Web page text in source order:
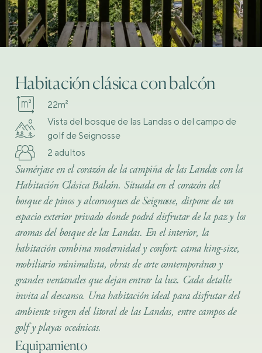
Habitación clásica con balcón
22m²
Vista del bosque de las Landas o del campo de
golf de Seignosse
2 adultos
Sumérjase en el corazón de la campiña de las Landas con la
Habitación Clásica Balcón. Situada en el corazón del
bosque de pinos y alcornoques de Seignosse, dispone de un
espacio exterior privado donde podrá disfrutar de la paz y los
aromas del bosque de las Landas. En el interior, la
habitación combina modernidad y confort: cama king-size,
mobiliario minimalista, obras de arte contemporáneo y
grandes ventanales que dejan entrar la luz. Cada detalle
invita al descanso. Una habitación ideal para disfrutar del
ambiente virgen del litoral de las Landas, entre campos de
golf y playas oceánicas.
Equipamiento